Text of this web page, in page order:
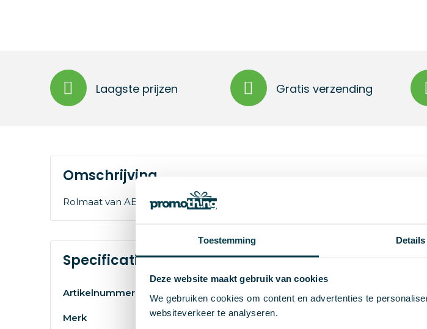
Toestemming Details
Deze website maakt gebruik van cookies
We gebruiken cookies om content en advertenties te
websiteverkeer te analyseren.
Laagste prijzen Gratis verzending
Omschrijving
Rolmaat van ABS (5 m) met stop, metalen clip en polslus. Geleverd in een
Specificaties
Artikelnummer
Merk